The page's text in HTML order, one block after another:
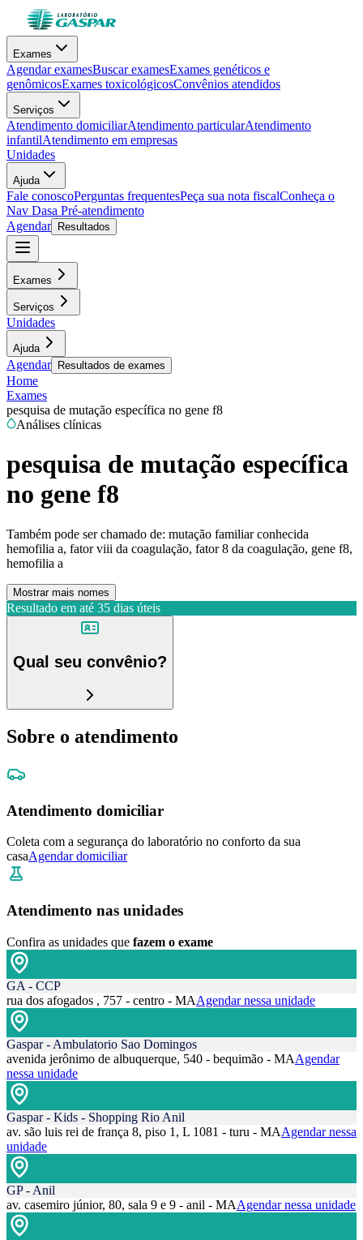
Exames
Agendar examesBuscar examesExames genéticos e
genômicosExames toxicológicosConvênios atendidos
Serviços
Atendimento domiciliarAtendimento particularAtendimento
infantilAtendimento em empresas
Unidades
Ajuda
Fale conoscoPerguntas frequentesPeça sua nota fiscalConheça o
Nav Dasa Pré-atendimento
Agendar
Resultados
Exames
Serviços
Unidades
Ajuda
Agendar Resultados de exames
Home
Exames
pesquisa de mutação específica no gene f8
Análises clínicas
pesquisa de mutação específica
no gene f8
Também pode ser chamado de: mutação familiar conhecida
hemofilia a, fator viii da coagulação, fator 8 da coagulação, gene f8,
hemofilia a
Mostrar mais nomes
Resultado em até 35 dias úteis
Qual seu convênio?
Sobre o atendimento
Atendimento domiciliar
Coleta com a segurança do laboratório no conforto da sua
casaAgendar domiciliar
Atendimento nas unidades
Confira as unidades que fazem o exame
GA - CCP
rua dos afogados , 757 - centro - MAAgendar nessa unidade
Gaspar - Ambulatorio Sao Domingos
avenida jerônimo de albuquerque, 540 - bequimão - MAAgendar
nessa unidade
Gaspar - Kids - Shopping Rio Anil
av. são luis rei de frança 8, piso 1, L 1081 - turu - MAAgendar nessa
unidade
GP - Anil
av. casemiro júnior, 80, sala 9 e 9 - anil - MAAgendar nessa unidade